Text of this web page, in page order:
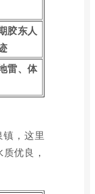
胶东人
雷、体
，这里
优良，